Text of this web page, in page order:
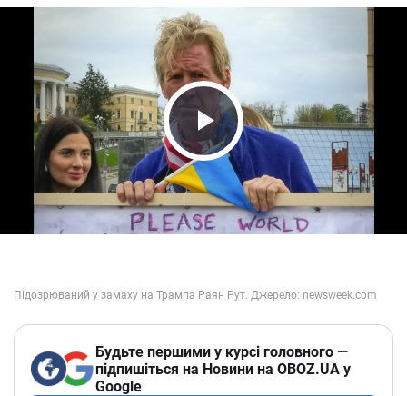
Play Video
Будьте першими у курсі головного —
підпишіться на Новини на OBOZ.UA у
Google